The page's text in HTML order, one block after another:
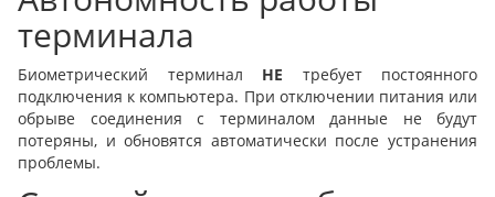
терминала
Биометрический терминал НЕ требует постоянного
подключения к компьютера. При отключении питания или
обрыве соединения с терминалом данные не будут
потеряны, и обновятся автоматически после устранения
проблемы.